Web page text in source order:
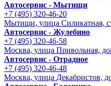
Автосервис - Мытищи
+7 (495) 320-46-20
Мытищи, улица Силикатная,
Автосервис - Жулебино
+7 (495) 320-46-58
Москва, улица Привольная,
Автосервис - Отрадное
+7 (495) 320-46-48
Москва, улица Декабристов,